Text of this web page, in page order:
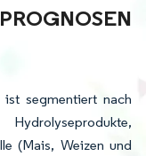
(
ist segmentiert nach
(Mais, Weizen und